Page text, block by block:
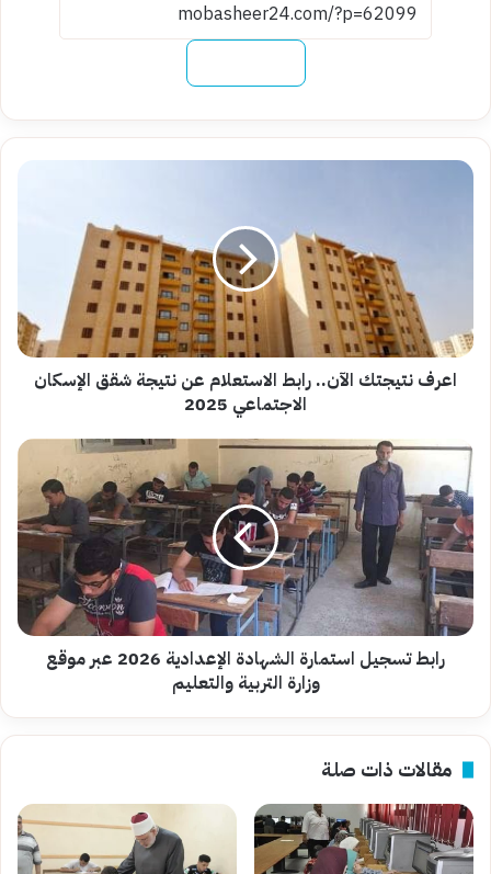
اعرف
شقق
الإسكان
الاجتماعي
اعرف نتيجتك الآن.. رابط الاستعلام عن نتيجة شقق الإسكان
الاجتماعي 2025
رابط
تسجيل
استمارة
الشهادة
الإعدادية
2026
عبر
موقع
وزارة
التربية
رابط تسجيل استمارة الشهادة الإعدادية 2026 عبر موقع
وزارة التربية والتعليم
مقالات ذات صلة